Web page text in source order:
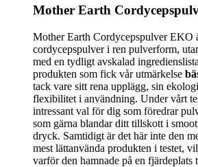
Mother Earth
Mother Earth Cordycepspulver EKO
cordycepspulver i ren pulverform,
med en tydligt avskalad
produkten som fick vår utmärkelse
tack vare sitt rena upplägg, sin
flexibilitet i användning. Under vårt
intressant val för dig som föredrar
som gärna blandar ditt tillskott i
dryck. Samtidigt är det här inte den
mest lättanvända produkten i testet,
varför den hamnade på en fjärdeplats